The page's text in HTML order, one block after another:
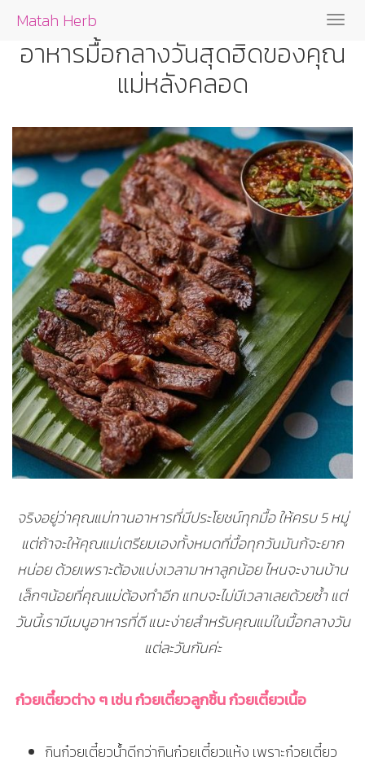
Matah Herb
เปิด
เมนู
อาหารมื้อกลางวันสุดฮิดของคุณ
แม่หลังคลอด
จริงอยู่ว่าคุณแม่ทานอาหารที่มีประโยชน์ทุกมื้อ ให้ครบ 5 หมู่
แต่ถ้าจะให้คุณแม่เตรียมเองทั้งหมดที่มื้อทุกวันมันก้จะยาก
หน่อย ด้วยเพราะต้องแบ่งเวลามาหาลูกน้อย ไหนจะงานบ้าน
เล็กๆน้อยที่คุณแม่ต้องทำอีก แทบจะไม่มีเวลาเลยด้วยซ้ำ แต่
วันนี้เรามีเมนูอาหารที่ดี แนะง่ายสำหรับคุณแม่ในมื้อกลางวัน
แต่ละวันกันค่ะ
ก๋วยเตี๋ยวต่าง ๆ เช่น ก๋วยเตี๋ยวลูกชิ้น ก๋วยเตี๋ยวเนื้อ
กินก๋วยเตี๋ยวน้ำดีกว่ากินก๋วยเตี๋ยวแห้ง เพราะก๋วยเตี๋ยว